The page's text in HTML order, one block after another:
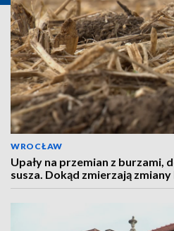
WROCŁAW
Upały na przemian z burzami,
susza. Dokąd zmierzają